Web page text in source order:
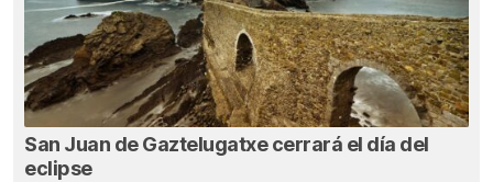
San Juan de Gaztelugatxe cerrará el día del
eclipse